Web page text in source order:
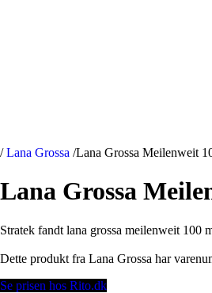
/ Lana Grossa /Lana Grossa Meilenweit
Lana Grossa
Stratek fandt lana grossa meilenweit 100
Dette produkt fra Lana Grossa har
Se prisen hos Rito.dk